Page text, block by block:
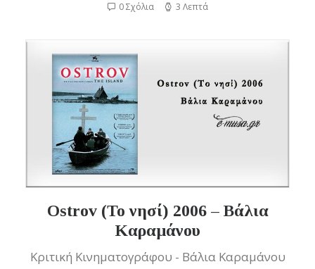
0 Σχόλια 3 Λεπτά
Ostrov (Το νησί) 2006 – Βάλια
Καραμάνου
Κριτική Κινηματογράφου - Βάλια Καραμάνου